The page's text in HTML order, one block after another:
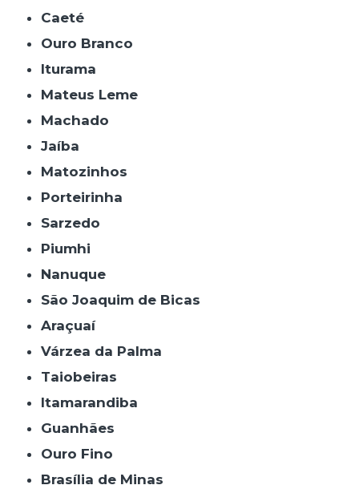
Caeté
Ouro Branco
Iturama
Mateus Leme
Machado
Jaíba
Matozinhos
Porteirinha
Sarzedo
Piumhi
Nanuque
São Joaquim de Bicas
Araçuaí
Várzea da Palma
Taiobeiras
Itamarandiba
Guanhães
Ouro Fino
Brasília de Minas